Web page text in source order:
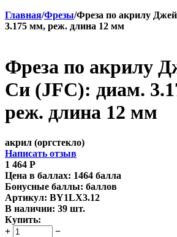
Главная/Фрезы/Фреза по акрилу
3.175 мм, реж. длина 12 мм
Фреза по акрилу
Си (JFC): диам.
реж. длина 12 мм
акрил (оргстекло)
Написать отзыв
1 464 Р
Цена в баллах: 1464 балла
Бонусные баллы: баллов
Артикул: BY1LX3.12
В наличии: 39 шт.
Купить:
+
−